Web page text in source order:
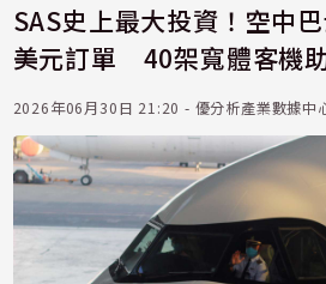
SAS史上最大投資！空中
美元訂單 40架寬體客機
2026年06月30日 21:20 - 優分析產業數據中